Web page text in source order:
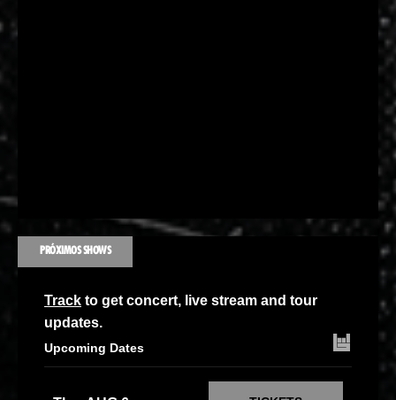
PRÓXIMOS SHOWS
Track to get concert, live stream and tour
updates.
Upcoming Dates